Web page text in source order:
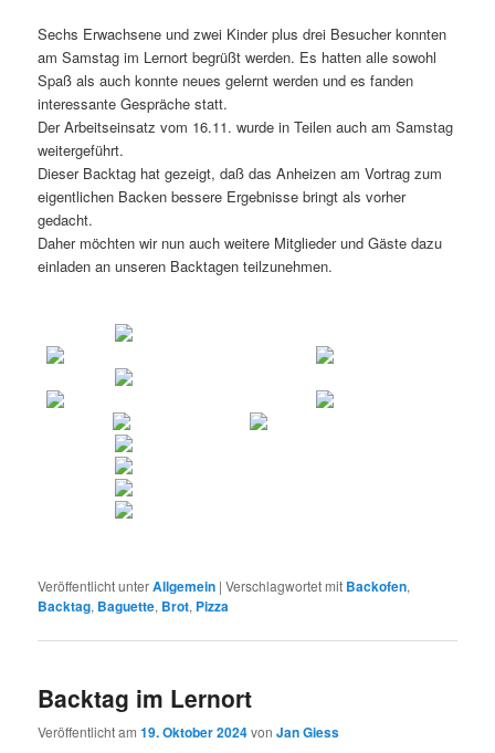
Sechs Erwachsene und zwei Kinder plus drei Besucher konnten
am Samstag im Lernort begrüßt werden. Es hatten alle sowohl
Spaß als auch konnte neues gelernt werden und es fanden
interessante Gespräche statt.
Der Arbeitseinsatz vom 16.11. wurde in Teilen auch am Samstag
weitergeführt.
Dieser Backtag hat gezeigt, daß das Anheizen am Vortrag zum
eigentlichen Backen bessere Ergebnisse bringt als vorher
gedacht.
Daher möchten wir nun auch weitere Mitglieder und Gäste dazu
einladen an unseren Backtagen teilzunehmen.
Veröffentlicht unterAllgemein |Verschlagwortet mit Backofen,
Backtag, Baguette, Brot, Pizza
Backtag im Lernort
Veröffentlicht am19. Oktober 2024vonJan Giess